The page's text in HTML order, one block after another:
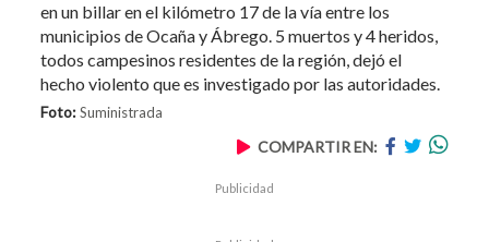
en un billar en el kilómetro 17 de la vía entre los
municipios de Ocaña y Ábrego. 5 muertos y 4 heridos,
todos campesinos residentes de la región, dejó el
hecho violento que es investigado por las autoridades.
Foto:Suministrada
COMPARTIR EN:
Publicidad